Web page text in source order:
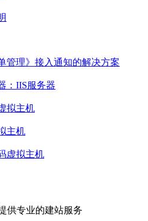
管理》接入通知的解决方案
：IIS服务器
拟主机
主机
虚拟主机
供专业的建站服务